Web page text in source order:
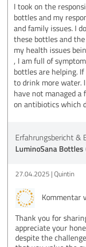
I took on the
bottles and my
and family issues. I
these bottles and
my health issues
, I am full of
bottles are helping.
to drink more water.
have not managed a
on antibiotics which
Erfahrungsbericht &
LuminoSana Bottles
27.04.2025 Quintin
Kommentar
Thank you for
appreciate your
despite the